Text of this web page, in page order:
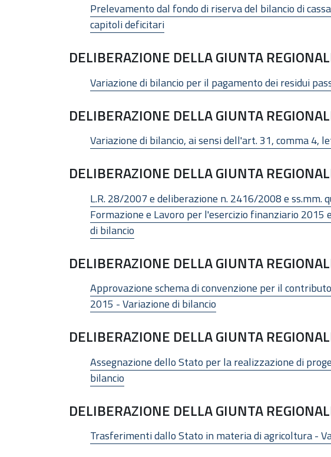
Prelevamento dal fondo di riserva del bilancio di
capitoli deficitari
DELIBERAZIONE DELLA GIUNTA
Variazione di bilancio per il pagamento dei residui
DELIBERAZIONE DELLA GIUNTA
Variazione di bilancio, ai sensi dell'art. 31, comma 4,
DELIBERAZIONE DELLA GIUNTA
L.R. 28/2007 e deliberazione n. 2416/2008 e ss.mm.
Formazione e Lavoro per l'esercizio finanziario
di bilancio
DELIBERAZIONE DELLA GIUNTA
Approvazione schema di convenzione per il
2015 - Variazione di bilancio
DELIBERAZIONE DELLA GIUNTA
Assegnazione dello Stato per la realizzazione di
bilancio
DELIBERAZIONE DELLA GIUNTA
Trasferimenti dallo Stato in materia di agricoltura -